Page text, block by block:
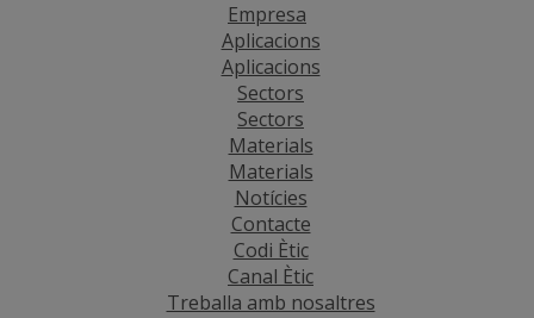
Empresa
Aplicacions
Aplicacions
Sectors
Sectors
Materials
Materials
Notícies
Contacte
Codi Ètic
Canal Ètic
Treballa amb nosaltres